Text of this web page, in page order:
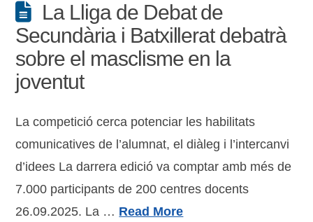
La Lliga de Debat de
Secundària i Batxillerat debatrà
sobre el masclisme en la
joventut
La competició cerca potenciar les habilitats
comunicatives de l’alumnat, el diàleg i l’intercanvi
d’idees La darrera edició va comptar amb més de
7.000 participants de 200 centres docents
26.09.2025. La … Read More